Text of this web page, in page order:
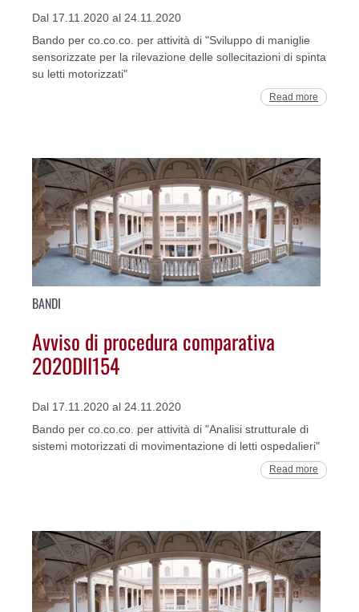
Dal 17.11.2020 al 24.11.2020
Bando per co.co.co. per attività di "Sviluppo di maniglie
sensorizzate per la rilevazione delle sollecitazioni di spinta
su letti motorizzati"
Read more
BANDI
Avviso di procedura comparativa
2020DII154
Dal 17.11.2020 al 24.11.2020
Bando per co.co.co. per attività di "Analisi strutturale di
sistemi motorizzati di movimentazione di letti ospedalieri"
Read more